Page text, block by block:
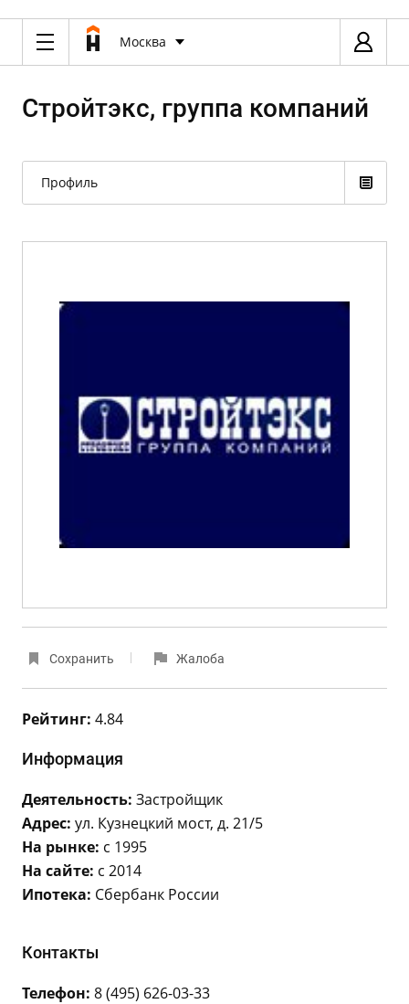
Москва
Стройтэкс, группа компаний
Профиль
Сохранить Жалоба
Рейтинг: 4.84
Информация
Деятельность: Застройщик
Адрес: ул. Кузнецкий мост, д. 21/5
На рынке: с 1995
На сайте: с 2014
Ипотека: Сбербанк России
Контакты
Телефон: 8 (495) 626-03-33